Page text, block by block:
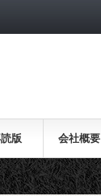
版 会社概要